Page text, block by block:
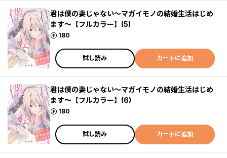
君は僕の妻じゃない～マガイモノの結婚生活はじめ
ます～【フルカラー】(5)
180
ポイント
試し読み カートに追加
君は僕の妻じゃない～マガイモノの結婚生活はじめ
ます～【フルカラー】(6)
180
ポイント
試し読み カートに追加